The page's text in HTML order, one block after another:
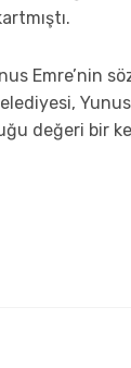
Emre’nin
değeri bir